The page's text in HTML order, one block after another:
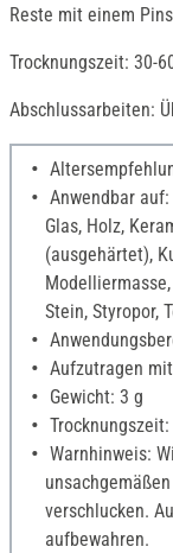
Reste mit einem
Trocknungszeit: 30-
Abschlussarbeiten:
Anwendbar
Glas, Holz,
(ausgehärtet),
Stein, Styropor,
Aufzutragen
Gewicht: 3 g
Warnhinweis:
verschlucken.
aufbewahren.